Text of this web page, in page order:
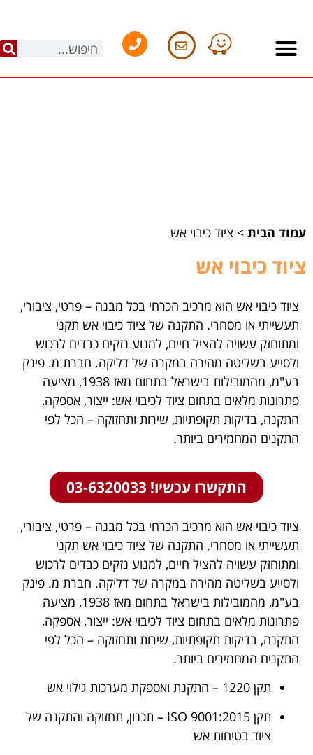
עמוד הבית > ציוד כיבוי אש
ציוד כיבוי אש
ציוד כיבוי אש הוא מרכיב הכרחי בכל מבנה – פרטי, ציבורי,
תעשייתי או מסחרי. התקנה של ציוד כיבוי אש תקני
ומתוחזק עשויה להציל חיים, למנוע נזקים כבדים לרכוש
ולסייע בשליטה מהירה במקרה של דליקה. חברת מ. פינק
בע"מ, מהמובילות בישראל בתחום מאז 1938, מציעה
פתרונות מלאים בתחום ציוד לכיבוי אש: ייצור, אספקה,
התקנה, בדיקות תקופתיות, שירות ותחזוקה – הכל לפי
התקנים המחמירים ביותר.
התקשרו עכשיו! 03-6320033
ציוד כיבוי אש הוא מרכיב הכרחי בכל מבנה – פרטי, ציבורי,
תעשייתי או מסחרי. התקנה של ציוד כיבוי אש תקני
ומתוחזק עשויה להציל חיים, למנוע נזקים כבדים לרכוש
ולסייע בשליטה מהירה במקרה של דליקה. חברת מ. פינק
בע"מ, מהמובילות בישראל בתחום מאז 1938, מציעה
פתרונות מלאים בתחום ציוד לכיבוי אש: ייצור, אספקה,
התקנה, בדיקות תקופתיות, שירות ותחזוקה – הכל לפי
התקנים המחמירים ביותר.
תקן 1220 – התקנת ואספקת מערכות גילוי אש
תקן ISO 9001:2015 – תכנון, תחזוקה והתקנה של
ציוד בטיחות אש